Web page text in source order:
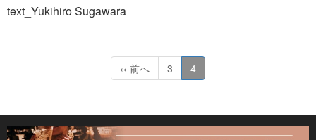
text_Yukihiro Sugawara
‹‹ 前へ 3 4